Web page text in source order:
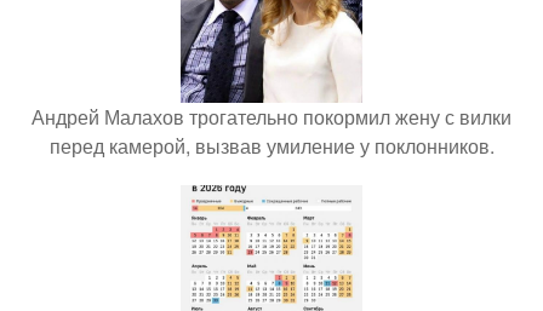
Андрей Малахов трогательно покормил жену с вилки
перед камерой, вызвав умиление у поклонников.